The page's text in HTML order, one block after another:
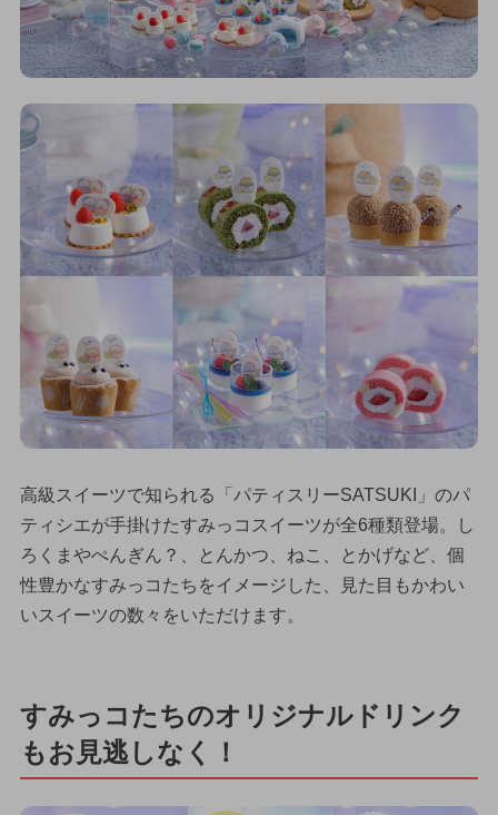
高級スイーツで知られる「パティスリーSATSUKI」のパ
ティシエが手掛けたすみっコスイーツが全6種類登場。し
ろくまやぺんぎん？、とんかつ、ねこ、とかげなど、個
性豊かなすみっコたちをイメージした、見た目もかわい
いスイーツの数々をいただけます。
すみっコたちのオリジナルドリンク
もお見逃しなく！